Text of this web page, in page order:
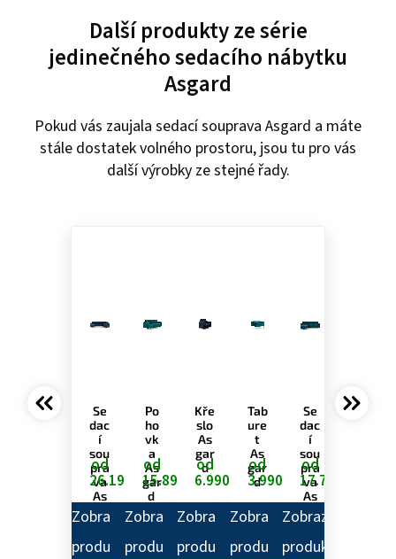
Další produkty ze série
jedinečného sedacího nábytku
Asgard
Pokud vás zaujala sedací souprava Asgard a máte
stále dostatek volného prostoru, jsou tu pro vás
další výrobky ze stejné řady.
Se
dac
í
sou
pra
va
As
gar
d U
od
26.190,-
Zobrazit
produkt
Po
ho
vk
a
As
gar
d
od
15.890,-
Zobrazit
produkt
Kře
slo
As
gar
d
od
6.990,-
Zobrazit
produkt
Tab
ure
t
As
gar
d
od
3.990,-
Zobrazit
produkt
Se
dac
í
sou
pra
va
As
gar
d L
od
17.790,-
Zobrazit
produkt